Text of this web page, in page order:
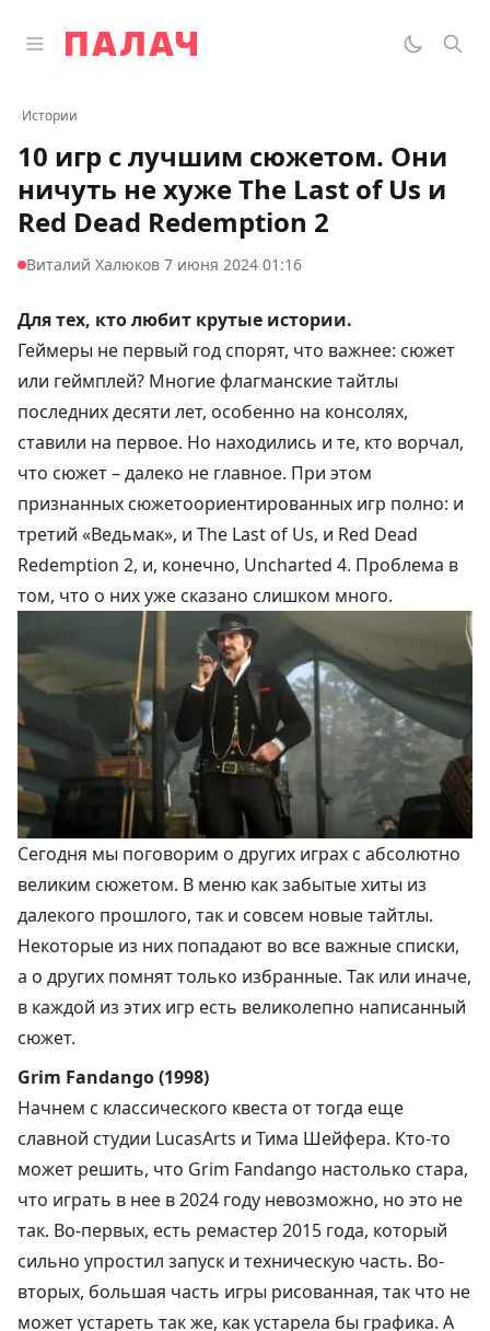
Открыть главное меню
Палач
‹Истории
10 игр с лучшим сюжетом. Они
ничуть не хуже The Last of Us и
Red Dead Redemption 2
Виталий Халюков·7 июня 2024 01:16
Для тех, кто любит крутые истории.
Геймеры не первый год спорят, что важнее: сюжет
или геймплей? Многие флагманские тайтлы
последних десяти лет, особенно на консолях,
ставили на первое. Но находились и те, кто ворчал,
что сюжет – далеко не главное. При этом
признанных сюжетоориентированных игр полно: и
третий «Ведьмак», и The Last of Us, и Red Dead
Redemption 2, и, конечно, Uncharted 4. Проблема в
том, что о них уже сказано слишком много.
Сегодня мы поговорим о других играх с абсолютно
великим сюжетом. В меню как забытые хиты из
далекого прошлого, так и совсем новые тайтлы.
Некоторые из них попадают во все важные списки,
а о других помнят только избранные. Так или иначе,
в каждой из этих игр есть великолепно написанный
сюжет.
Grim Fandango (1998)
Начнем с классического квеста от тогда еще
славной студии LucasArts и Тима Шейфера. Кто-то
может решить, что Grim Fandango настолько стара,
что играть в нее в 2024 году невозможно, но это не
так. Во-первых, есть ремастер 2015 года, который
сильно упростил запуск и техническую часть. Во-
вторых, большая часть игры рисованная, так что не
может устареть так же, как устарела бы графика. А